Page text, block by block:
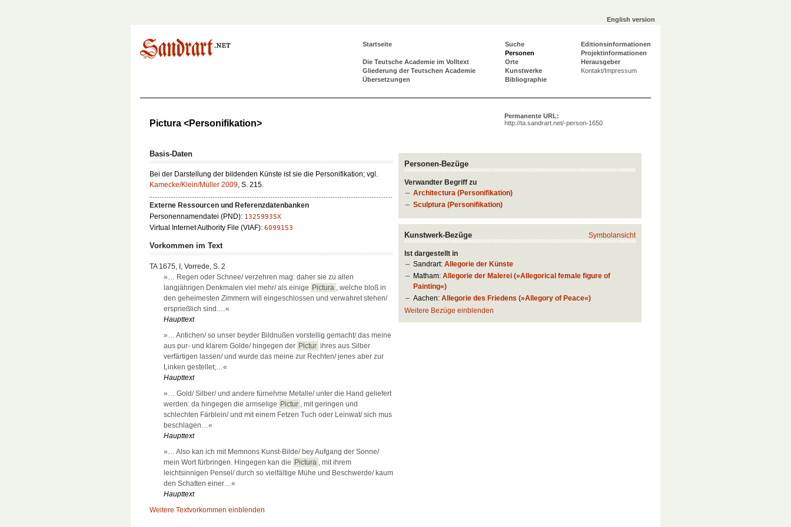
English version
Startseite
Die Teutsche Academie im Volltext
Gliederung der Teutschen Academie
Übersetzungen
Suche
Personen
Orte
Kunstwerke
Bibliographie
Editionsinformationen
Projektinformationen
Herausgeber
Kontakt/Impressum
Permanente URL:
http://ta.sandrart.net/-person-1650
Pictura <Personifikation>
Personen-Bezüge
Verwandter Begriff zu
Architectura (Personifikation)
Sculptura (Personifikation)
Symbolansicht
Kunstwerk-Bezüge
Ist dargestellt in
Sandrart:Allegorie der Künste
Matham:Allegorie der Malerei (»Allegorical female figure of
Painting«)
Aachen:Allegorie des Friedens (»Allegory of Peace«)
Weitere Bezüge einblenden
Basis-Daten
Bei der Darstellung der bildenden Künste ist sie die Personifikation; vgl.
Kamecke/Klein/Müller 2009, S. 215.
Externe Ressourcen und Referenzdatenbanken
Personennamendatei (PND): 13259935X
Virtual Internet Authority File (VIAF): 6099153
Vorkommen im Text
TA 1675, I, Vorrede, S. 2
»… Regen oder Schnee/ verzehren mag: daher sie zu allen
langjährigen Denkmalen viel mehr/ als einige Pictura
, welche bloß in
den geheimesten Zimmern will eingeschlossen und verwahret stehen/
ersprießlich sind.…«
Haupttext
»… Antichen/ so unser beyder Bildnußen vorstellig gemacht/ das meine
aus pur- und klarem Golde/ hingegen der Pictur ihres aus Silber
verfärtigen lassen/ und wurde das meine zur Rechten/ jenes aber zur
Linken gestellet;…«
Haupttext
»… Gold/ Silber/ und andere fürnehme Metalle/ unter die Hand geliefert
werden: da hingegen die armselige Pictur
, mit geringen und
schlechten Färblein/ und mit einem Fetzen Tuch oder Leinwat/ sich mus
beschlagen…«
Haupttext
»… Also kan ich mit Memnons Kunst-Bilde/ bey Aufgang der Sonne/
mein Wort fürbringen. Hingegen kan die Pictura
, mit ihrem
leichtsinnigen Pensel/ durch so vielfältige Mühe und Beschwerde/ kaum
den Schatten einer…«
Haupttext
Weitere Textvorkommen einblenden